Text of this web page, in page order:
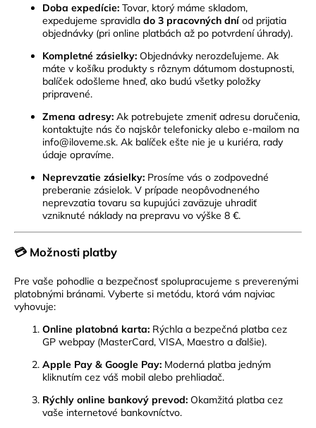
Doba expedície: Tovar, ktorý máme skladom,
expedujeme spravidla do 3 pracovných dníod prijatia
objednávky (pri online platbách až po potvrdení úhrady).
Kompletné zásielky: Objednávky nerozdeľujeme. Ak
máte v košíku produkty s rôznym dátumom dostupnosti,
balíček odošleme hneď, ako budú všetky položky
pripravené.
Zmena adresy: Ak potrebujete zmeniť adresu doručenia,
kontaktujte nás čo najskôr telefonicky alebo e-mailom na
info@iloveme.sk. Ak balíček ešte nie je u kuriéra, rady
údaje opravíme.
Neprevzatie zásielky: Prosíme vás o zodpovedné
preberanie zásielok. V prípade neopôvodneného
neprevzatia tovaru sa kupujúci zaväzuje uhradiť
vzniknuté náklady na prepravu vo výške 8 €.
💳 Možnosti platby
Pre vaše pohodlie a bezpečnosť spolupracujeme s preverenými
platobnými bránami. Vyberte si metódu, ktorá vám najviac
vyhovuje:
Online platobná karta: Rýchla a bezpečná platba cez
GP webpay (MasterCard, VISA, Maestro a ďalšie).
Apple Pay & Google Pay: Moderná platba jedným
kliknutím cez váš mobil alebo prehliadač.
Rýchly online bankový prevod: Okamžitá platba cez
vaše internetové bankovníctvo.